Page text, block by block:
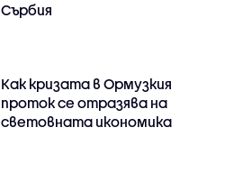
Сърбия
Как кризата в Ормузкия
проток се отразява на
световната икономика